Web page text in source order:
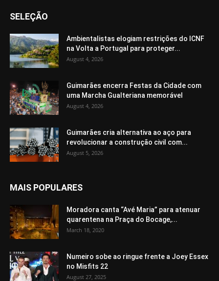
SELEÇÃO
Ambientalistas elogiam restrições do ICNF
na Volta a Portugal para proteger...
August 4, 2026
Guimarães encerra Festas da Cidade com
uma Marcha Gualteriana memorável
August 4, 2026
Guimarães cria alternativa ao aço para
revolucionar a construção civil com...
August 5, 2026
MAIS POPULARES
Moradora canta “Avé Maria” para atenuar
quarentena na Praça do Bocage,...
March 18, 2020
Numeiro sobe ao ringue frente a Joey Essex
no Misfits 22
August 27, 2025